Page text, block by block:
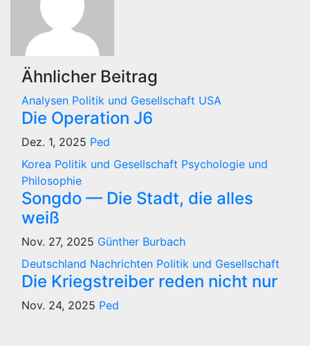
Ähnlicher Beitrag
Analysen Politik und Gesellschaft USA
Die Operation J6
Dez. 1, 2025 Ped
Korea Politik und Gesellschaft Psychologie und
Philosophie
Songdo — Die Stadt, die alles
weiß
Nov. 27, 2025 Günther Burbach
Deutschland Nachrichten Politik und Gesellschaft
Die Kriegstreiber reden nicht nur
Nov. 24, 2025 Ped